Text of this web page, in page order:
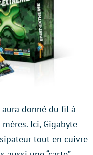
donné du fil à
Ici, Gigabyte
tout en cuivre